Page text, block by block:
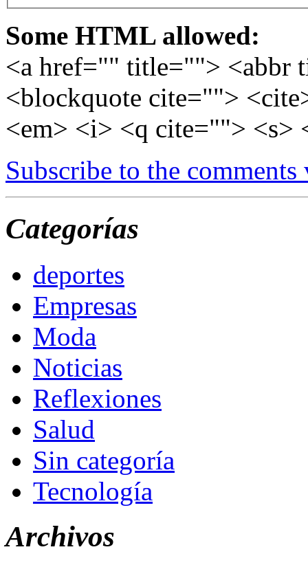
Some HTML allowed:
<a href="" title=""> <abbr
<blockquote cite="">
<em> <i> <q cite=""> <s>
Subscribe to the comments
Categorías
deportes
Empresas
Moda
Noticias
Reflexiones
Salud
Sin categoría
Tecnología
Archivos